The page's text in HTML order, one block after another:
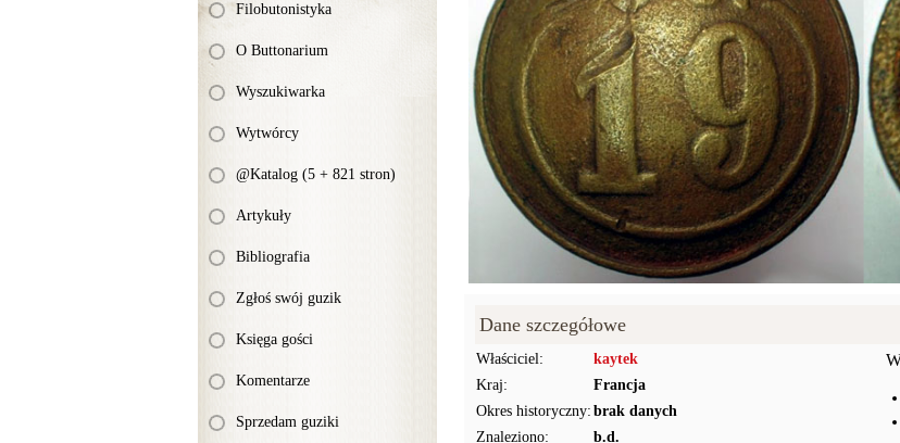
Filobutonistyka
O Buttonarium
Wyszukiwarka
Wytwórcy
@Katalog (5 + 821 stron)
Artykuły
Bibliografia
Zgłoś swój guzik
Księga gości
Komentarze
Sprzedam guziki
Dane szczegółowe
Właściciel:
kaytek
Kraj:
Francja
Okres historyczny: brak danych
Znaleziono:
b.d.